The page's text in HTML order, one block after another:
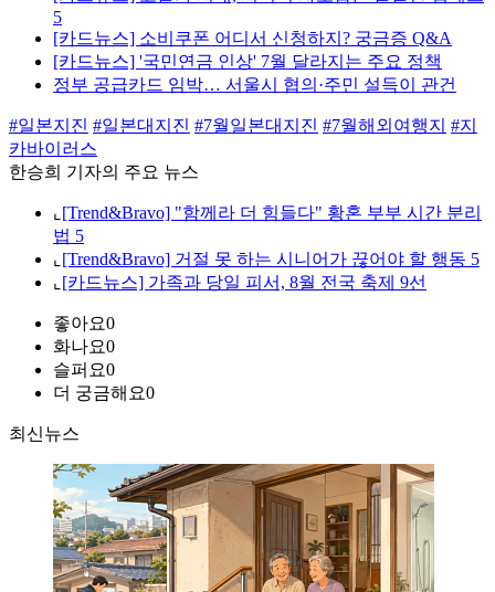
5
[카드뉴스] 소비쿠폰 어디서 신청하지? 궁금증 Q&A
[카드뉴스] '국민연금 인상' 7월 달라지는 주요 정책
정부 공급카드 임박… 서울시 협의·주민 설득이 관건
#일본지진 #일본대지진 #7월일본대지진 #7월해외여행지 #지
카바이러스
한승희 기자의 주요 뉴스
⌞ [Trend&Bravo] "함께라 더 힘들다" 황혼 부부 시간 분리
법 5
⌞ [Trend&Bravo] 거절 못 하는 시니어가 끊어야 할 행동 5
⌞ [카드뉴스] 가족과 당일 피서, 8월 전국 축제 9선
좋아요0
화나요0
슬퍼요0
더 궁금해요0
최신뉴스